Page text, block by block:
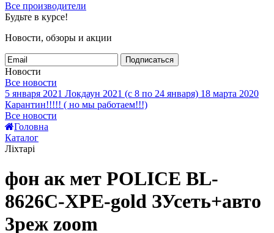
Все производители
Будьте в курсе!
Новости, обзоры и акции
Подписаться
Новости
Все новости
5 января 2021 Локдаун 2021 (с 8 по 24 января) 18 марта 2020
Карантин!!!!! ( но мы работаем!!!)
Все новости
Головна
Каталог
Ліхтарі
фон ак мет POLICE BL-
8626C-XPE-gold ЗУсеть+авто
3реж zoom